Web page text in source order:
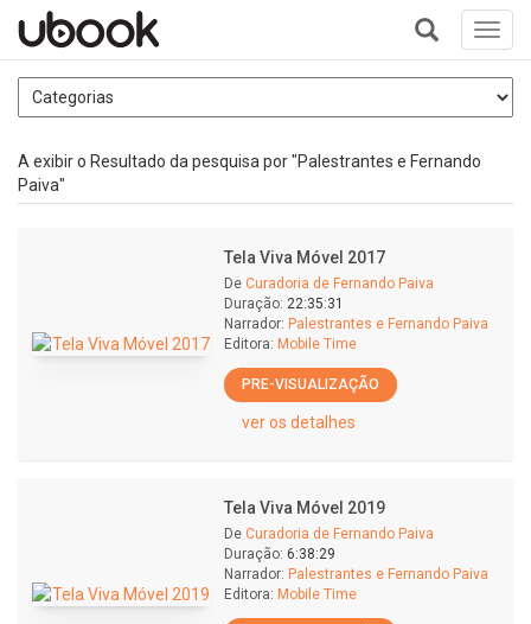
+
A exibir o Resultado da pesquisa por "Palestrantes e Fernando
Paiva"
Tela Viva Móvel 2017
De Curadoria de Fernando Paiva
Duração: 22:35:31
Narrador: Palestrantes e Fernando Paiva
Editora: Mobile Time
PRE-VISUALIZAÇÃO
ver os detalhes
Tela Viva Móvel 2019
De Curadoria de Fernando Paiva
Duração: 6:38:29
Narrador: Palestrantes e Fernando Paiva
Editora: Mobile Time